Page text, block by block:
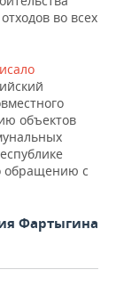
во всех
объектов
обращению с
Фартыгина